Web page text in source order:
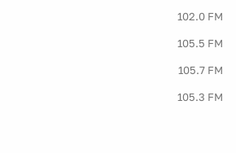
102.0 FM
105.5 FM
105.7 FM
105.3 FM